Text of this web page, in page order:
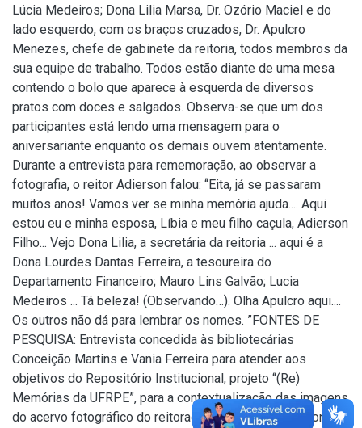
Lúcia Medeiros; Dona Lilia Marsa, Dr. Ozório Maciel e do
lado esquerdo, com os braços cruzados, Dr. Apulcro
Menezes, chefe de gabinete da reitoria, todos membros da
sua equipe de trabalho. Todos estão diante de uma mesa
contendo o bolo que aparece à esquerda de diversos
pratos com doces e salgados. Observa-se que um dos
participantes está lendo uma mensagem para o
aniversariante enquanto os demais ouvem atentamente.
Durante a entrevista para rememoração, ao observar a
fotografia, o reitor Adierson falou: “Eita, já se passaram
muitos anos! Vamos ver se minha memória ajuda.... Aqui
estou eu e minha esposa, Líbia e meu filho caçula, Adierson
Filho... Vejo Dona Lilia, a secretária da reitoria ... aqui é a
Dona Lourdes Dantas Ferreira, a tesoureira do
Departamento Financeiro; Mauro Lins Galvão; Lucia
Medeiros ... Tá beleza! (Observando…). Olha Apulcro aqui....
Os outros não dá para lembrar os nomes. ”FONTES DE
PESQUISA: Entrevista concedida às bibliotecárias
Conceição Martins e Vania Ferreira para atender aos
objetivos do Repositório Institucional, projeto “(Re)
Memórias da UFRPE”, para a contextualização das imagens
do acervo fotográfico do reitorado do Prof. Dr. Adierson